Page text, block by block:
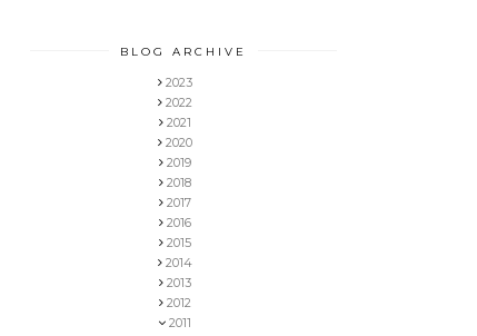
BLOG ARCHIVE
2023
2022
2021
2020
2019
2018
2017
2016
2015
2014
2013
2012
2011